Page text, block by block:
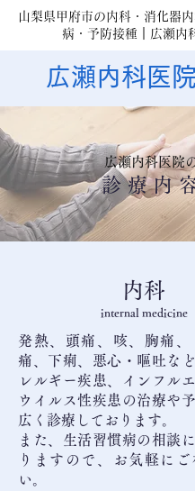
山梨県甲府市の内科・消化器
病・予防接種｜広瀬内
広瀬内科医院
診療内
広瀬内科医院
内科
internal medicine
発熱、頭痛、咳、胸痛、
痛、下痢、悪心・嘔吐な
レルギー疾患、インフル
ウイルス性疾患の治療や
広く診療しております。
また、生活習慣病の相談
りますので、お気軽にご
い。